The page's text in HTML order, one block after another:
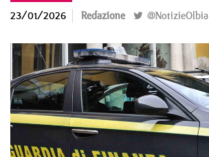
23/01/2026 Redazione @NotizieOlbia